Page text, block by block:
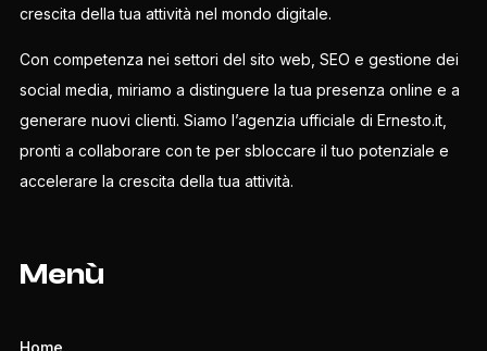
crescita della tua attività nel mondo digitale.
Con competenza nei settori del sito web, SEO e gestione dei
social media, miriamo a distinguere la tua presenza online e a
generare nuovi clienti. Siamo l’agenzia ufficiale di Ernesto.it,
pronti a collaborare con te per sbloccare il tuo potenziale e
accelerare la crescita della tua attività.
Menù